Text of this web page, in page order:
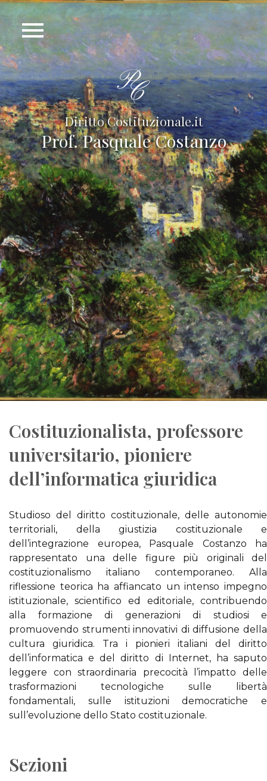
Diritto Costituzionale.it
Prof. Pasquale Costanzo
Costituzionalista, professore
universitario, pioniere
dell’informatica giuridica
Studioso del diritto costituzionale, delle autonomie
territoriali, della giustizia costituzionale e
dell’integrazione europea, Pasquale Costanzo ha
rappresentato una delle figure più originali del
costituzionalismo italiano contemporaneo. Alla
riflessione teorica ha affiancato un intenso impegno
istituzionale, scientifico ed editoriale, contribuendo
alla formazione di generazioni di studiosi e
promuovendo strumenti innovativi di diffusione della
cultura giuridica. Tra i pionieri italiani del diritto
dell’informatica e del diritto di Internet, ha saputo
leggere con straordinaria precocità l’impatto delle
trasformazioni tecnologiche sulle libertà
fondamentali, sulle istituzioni democratiche e
sull’evoluzione dello Stato costituzionale.
Sezioni